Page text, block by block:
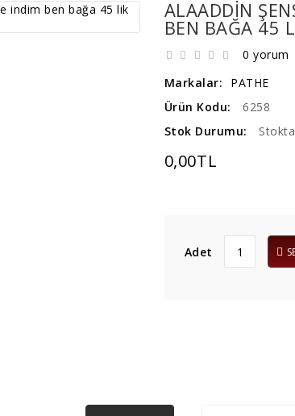
ALAADDIN
BEN BAĞA 45
0 yorum
Markalar:
PATHE
Ürün Kodu:
6258
Stok Durumu:
0,00TL
Adet